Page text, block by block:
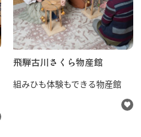
飛騨古川さくら物産館
組みひも体験もできる物産館